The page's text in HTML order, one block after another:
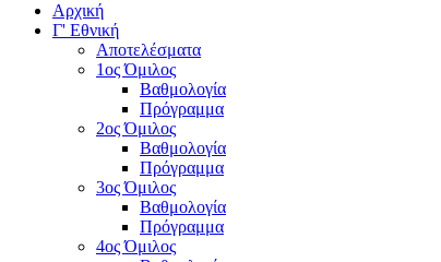
Αρχική
Γ' Εθνική
Αποτελέσματα
1ος Όμιλος
Βαθμολογία
Πρόγραμμα
2ος Όμιλος
Βαθμολογία
Πρόγραμμα
3ος Όμιλος
Βαθμολογία
Πρόγραμμα
4ος Όμιλος